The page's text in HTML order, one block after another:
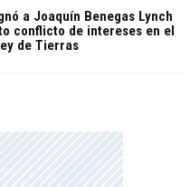
a Joaquín Benegas Lynch
conflicto de intereses en el
de Tierras